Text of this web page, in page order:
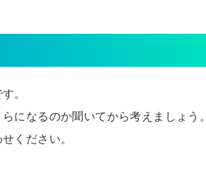
。
になるのか聞いてから考えましょう。
ください。